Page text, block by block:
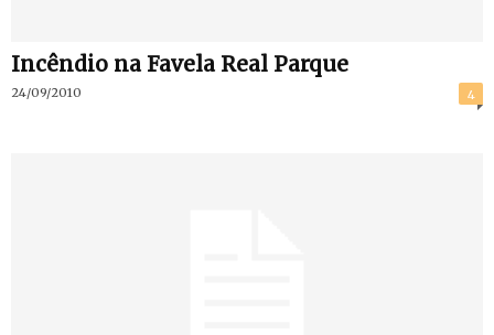
Incêndio na Favela Real Parque
24/09/2010 4